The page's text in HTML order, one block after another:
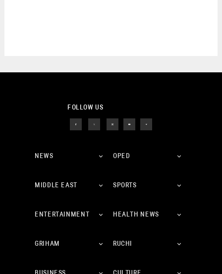
FOLLOW US
NEWS OPED
MIDDLE EAST SPORTS
ENTERTAINMENT HEALTH NEWS
GRIHAM RUCHI